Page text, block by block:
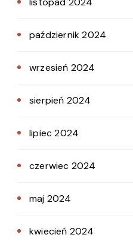
październik 2024
wrzesień 2024
sierpień 2024
lipiec 2024
czerwiec 2024
maj 2024
kwiecień 2024